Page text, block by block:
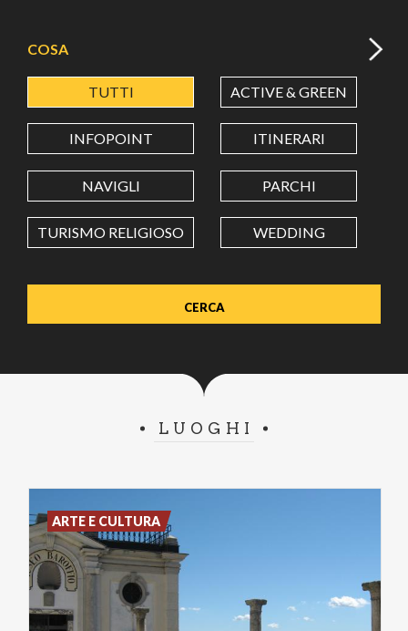
LATITUDINE
LONGITUDINE
Value in decimal degrees. Use dot (.) as decimal separator.
COSA
TUTTI ACTIVE & GREEN
INFOPOINT ITINERARI
NAVIGLI PARCHI
TURISMO RELIGIOSO WEDDING
LUOGHI
ARTE E CULTURA